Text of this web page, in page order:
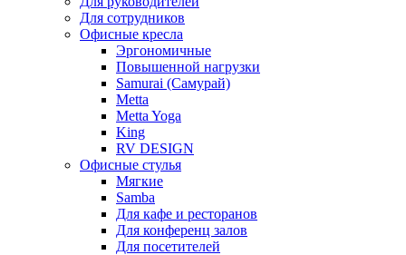
Для сотрудников
Офисные кресла
Эргономичные
Повышенной нагрузки
Samurai (Самурай)
Metta
Metta Yoga
King
RV DESIGN
Офисные стулья
Мягкие
Samba
Для кафе и ресторанов
Для конференц залов
Для посетителей